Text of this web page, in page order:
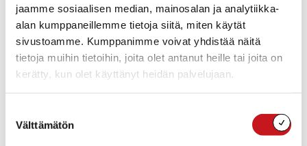
jaamme sosiaalisen median, mainosalan ja analytiikka-
alan kumppaneillemme tietoja siitä, miten käytät
sivustoamme. Kumppanimme voivat yhdistää näitä
tietoja muihin tietoihin, joita olet antanut heille tai joita on
kerätty, kun olet käyttänyt heidän palvelujaan.
valinta
Välttämätön
TIEDOT
Alkaa:
Loppuu:
JÄRJESTÄJÄT
Rautalammin kulttuuritoimi